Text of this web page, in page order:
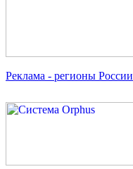
Реклама - регионы России